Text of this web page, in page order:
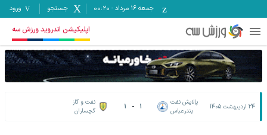
جمعه ۱۶ مرداد -
00:20 جستجو ورود
اپلیکیشن اندروید ورزش سه
24 اردیبهشت 1405
پالایش نفت
بندرعباس
1
-
1
نفت و گاز
گچساران